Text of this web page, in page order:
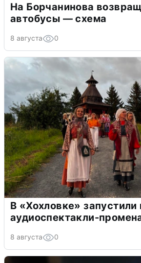
На Борчанинова
автобусы — схема
8 августа 0
В «Хохловке» запустили
аудиоспектакли-
8 августа 0